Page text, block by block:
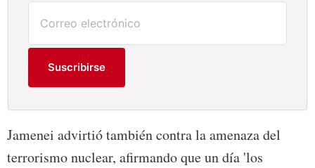
Suscribirse
Jamenei advirtió también contra la amenaza del
terrorismo nuclear, afirmando que un día 'los